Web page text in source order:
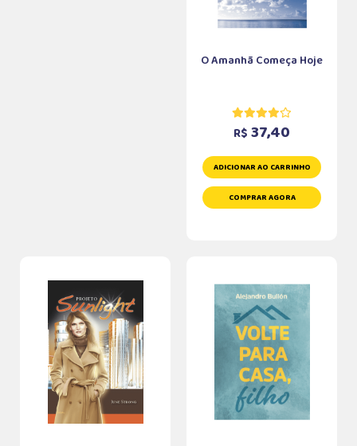
O Amanhã Começa Hoje
R$ 37,40
ADICIONAR AO CARRINHO
COMPRAR AGORA